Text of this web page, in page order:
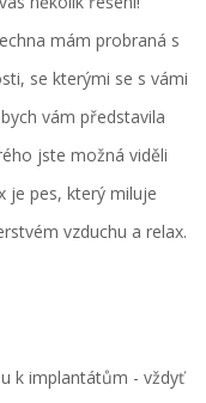
mám probraná s
se kterými se s vámi
vám představila
jste možná viděli
je pes, který miluje
vzduchu a relax.
k implantátům - vždyť